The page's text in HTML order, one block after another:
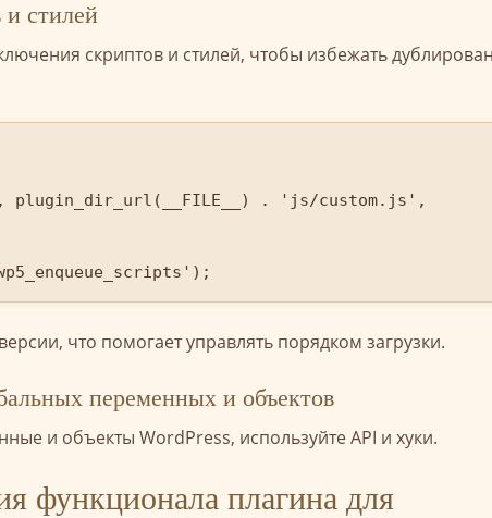
и стилей
скриптов и стилей, чтобы избежать
что помогает управлять порядком загрузки.
переменных и объектов
и объекты WordPress, используйте API и хуки.
функционала плагина для